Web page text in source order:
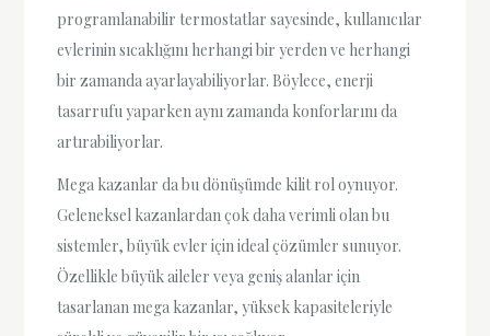
programlanabilir termostatlar sayesinde, kullanıcılar
evlerinin sıcaklığını herhangi bir yerden ve herhangi
bir zamanda ayarlayabiliyorlar. Böylece, enerji
tasarrufu yaparken aynı zamanda konforlarını da
artırabiliyorlar.
Mega kazanlar da bu dönüşümde kilit rol oynuyor.
Geleneksel kazanlardan çok daha verimli olan bu
sistemler, büyük evler için ideal çözümler sunuyor.
Özellikle büyük aileler veya geniş alanlar için
tasarlanan mega kazanlar, yüksek kapasiteleriyle